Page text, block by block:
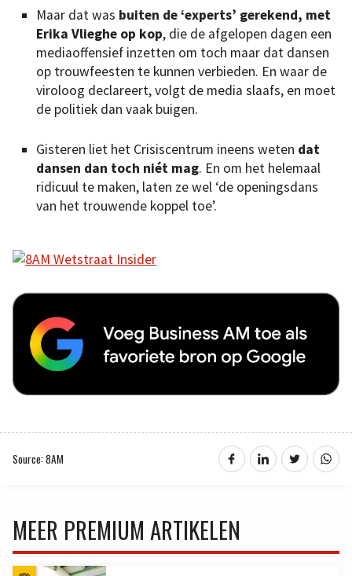
Maar dat was buiten de ‘experts’ gerekend, met
Erika Vlieghe op kop, die de afgelopen dagen een
mediaoffensief inzetten om toch maar dat dansen
op trouwfeesten te kunnen verbieden. En waar de
viroloog declareert, volgt de media slaafs, en moet
de politiek dan vaak buigen.
Gisteren liet het Crisiscentrum ineens weten dat
dansen dan toch niét mag. En om het helemaal
ridicuul te maken, laten ze wel ‘de openingsdans
van het trouwende koppel toe’.
Source: 8AM
MEER PREMIUM ARTIKELEN